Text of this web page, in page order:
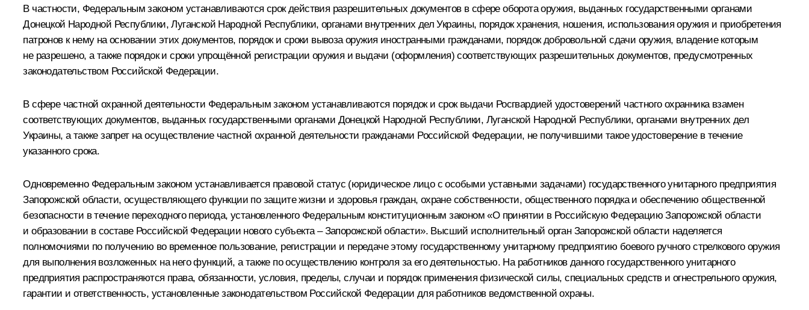
В частности, Федеральным законом устанавливаются срок действия разрешительных документов в сфере оборота оружия, выданных государственными органами
Донецкой Народной Республики, Луганской Народной Республики, органами внутренних дел Украины, порядок хранения, ношения, использования оружия и приобретения
патронов к нему на основании этих документов, порядок и сроки вывоза оружия иностранными гражданами, порядок добровольной сдачи оружия, владение которым
не разрешено, а также порядок и сроки упрощённой регистрации оружия и выдачи (оформления) соответствующих разрешительных документов, предусмотренных
законодательством Российской Федерации.
В сфере частной охранной деятельности Федеральным законом устанавливаются порядок и срок выдачи Росгвардией удостоверений частного охранника взамен
соответствующих документов, выданных государственными органами Донецкой Народной Республики, Луганской Народной Республики, органами внутренних дел
Украины, а также запрет на осуществление частной охранной деятельности гражданами Российской Федерации, не получившими такое удостоверение в течение
указанного срока.
Одновременно Федеральным законом устанавливается правовой статус (юридическое лицо с особыми уставными задачами) государственного унитарного предприятия
Запорожской области, осуществляющего функции по защите жизни и здоровья граждан, охране собственности, общественного порядка и обеспечению общественной
безопасности в течение переходного периода, установленного Федеральным конституционным законом «О принятии в Российскую Федерацию Запорожской области
и образовании в составе Российской Федерации нового субъекта – Запорожской области». Высший исполнительный орган Запорожской области наделяется
полномочиями по получению во временное пользование, регистрации и передаче этому государственному унитарному предприятию боевого ручного стрелкового оружия
для выполнения возложенных на него функций, а также по осуществлению контроля за его деятельностью. На работников данного государственного унитарного
предприятия распространяются права, обязанности, условия, пределы, случаи и порядок применения физической силы, специальных средств и огнестрельного оружия,
гарантии и ответственность, установленные законодательством Российской Федерации для работников ведомственной охраны.